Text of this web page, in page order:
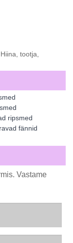
tootja,
ripsmed
fännid
Vastame